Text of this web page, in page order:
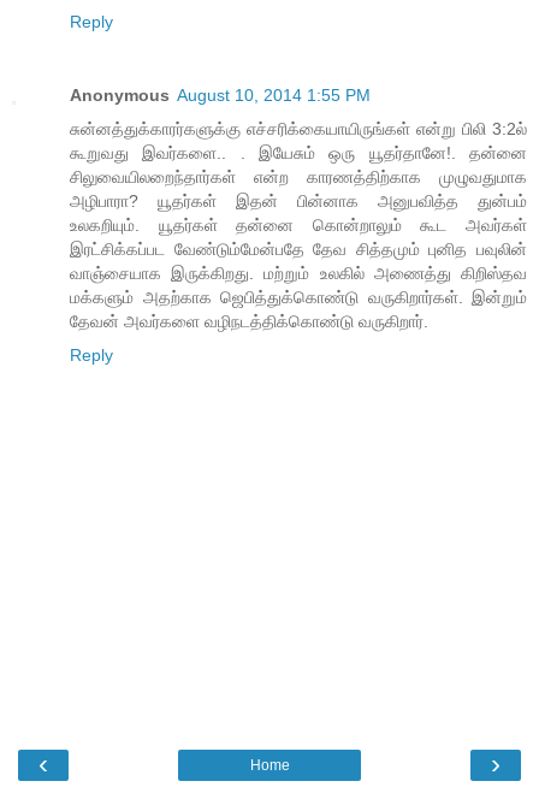
Reply
Anonymous August 10, 2014 1:55 PM
சுன்னத்துக்காரர்களுக்கு எச்சரிக்கையாயிருங்கள் என்று பிலி 3:2ல்
கூறுவது இவர்களை.. . இயேசும் ஒரு யூதர்தானே!. தன்னை
சிலுவையிலறைந்தார்கள் என்ற காரணத்திற்காக முழுவதுமாக
அழிபாரா? யூதர்கள் இதன் பின்னாக அனுபவித்த துன்பம்
உலகறியும். யூதர்கள் தன்னை கொன்றாலும் கூட அவர்கள்
இரட்சிக்கப்பட வேண்டும்மேன்பதே தேவ சித்தமும் புனித பவுலின்
வாஞ்சையாக இருக்கிறது. மற்றும் உலகில் அணைத்து கிறிஸ்தவ
மக்களும் அதற்காக ஜெபித்துக்கொண்டு வருகிறார்கள். இன்றும்
தேவன் அவர்களை வழிநடத்திக்கொண்டு வருகிறார்.
Reply
‹ ›
Home